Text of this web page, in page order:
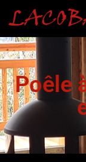
Poêle